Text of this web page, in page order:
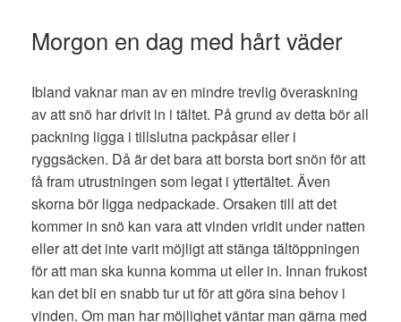
Morgon en dag med hårt väder
Ibland vaknar man av en mindre trevlig överaskning
av att snö har drivit in i tältet. På grund av detta bör all
packning ligga i tillslutna packpåsar eller i
ryggsäcken. Då är det bara att borsta bort snön för att
få fram utrustningen som legat i yttertältet. Även
skorna bör ligga nedpackade. Orsaken till att det
kommer in snö kan vara att vinden vridit under natten
eller att det inte varit möjligt att stänga tältöppningen
för att man ska kunna komma ut eller in. Innan frukost
kan det bli en snabb tur ut för att göra sina behov i
vinden. Om man har möjlighet väntar man gärna med